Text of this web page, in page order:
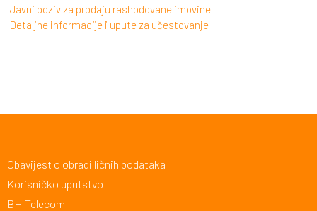
Javni poziv za prodaju rashodovane imovine
Detaljne informacije i upute za učestovanje
Obavijest o obradi ličnih podataka
Korisničko uputstvo
BH Telecom